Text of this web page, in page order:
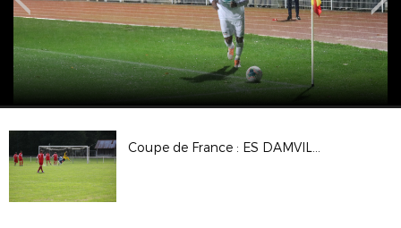
Coupe de France : ES DAMVILLE 2-2 (Tab 3-5) CS BEAUMONT